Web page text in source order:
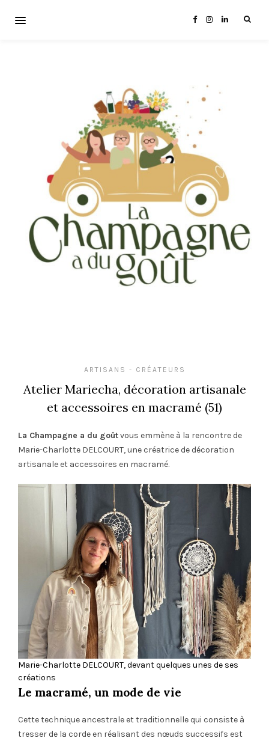
ARTISANS - CRÉATEURS
Atelier Mariecha, décoration artisanale
et accessoires en macramé (51)
La Champagne a du goûtvous emmène à la rencontre de
Marie-Charlotte DELCOURT, une créatrice de décoration
artisanale et accessoires en macramé.
Marie-Charlotte DELCOURT, devant quelques unes de ses
créations
Le macramé, un mode de vie
Cette technique ancestrale et traditionnelle qui consiste à
tresser de la corde en réalisant des nœuds successifs est